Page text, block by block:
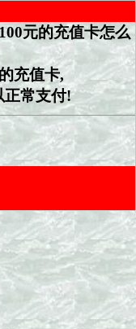
元的充值卡怎么
充值卡,
正常支付!